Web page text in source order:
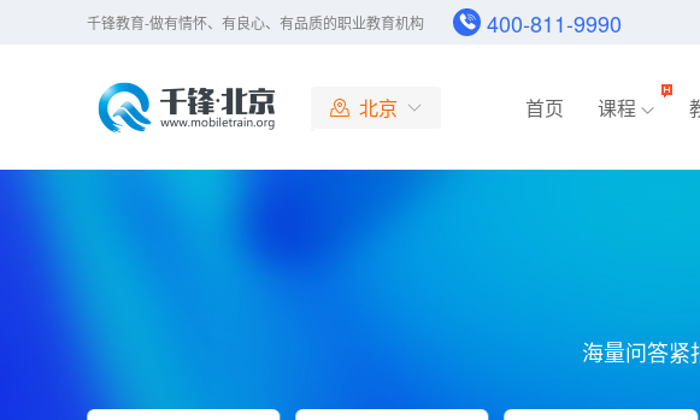
千锋教育-做有情怀、有良心、有品质的职业教育机构 400-811-9990
北京
北京
合肥
首页 课程
海量问答紧